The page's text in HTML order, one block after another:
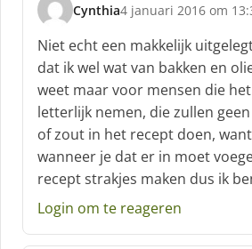
Cynthia
s
c
h
r
e
e
f
4 januari 2016 om
Niet echt een makkelijk
dat ik wel wat van bakken en
weet maar voor mensen die
letterlijk nemen, die zullen
of zout in het recept doen,
wanneer je dat er in moet
recept strakjes maken dus ik
Login om te reageren